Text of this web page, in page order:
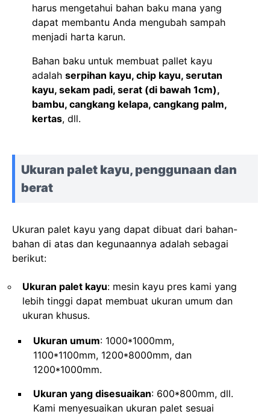
harus mengetahui bahan baku mana yang
dapat membantu Anda mengubah sampah
menjadi harta karun.
Bahan baku untuk membuat pallet kayu
adalah serpihan kayu, chip kayu, serutan
kayu, sekam padi, serat (di bawah 1cm),
bambu, cangkang kelapa, cangkang palm,
kertas, dll.
Ukuran palet kayu, penggunaan dan
berat
Ukuran palet kayu yang dapat dibuat dari bahan-
bahan di atas dan kegunaannya adalah sebagai
berikut:
Ukuran palet kayu: mesin kayu pres kami yang
lebih tinggi dapat membuat ukuran umum dan
ukuran khusus.
Ukuran umum: 1000*1000mm,
1100*1100mm, 1200*8000mm, dan
1200*1000mm.
Ukuran yang disesuaikan: 600*800mm, dll.
Kami menyesuaikan ukuran palet sesuai